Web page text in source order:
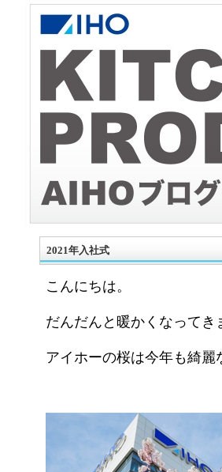
2021年入社式
こんにちは。
だんだんと暖かくなってき
アイホーの桜は今年も綺麗